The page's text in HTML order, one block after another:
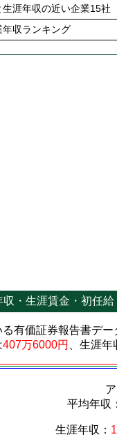
生涯年収の近い企業15社
年収ランキング
・生涯賃金・初任給
有価証券報告書デ
407万6000円 、生涯年
平均年収：
生涯年収：